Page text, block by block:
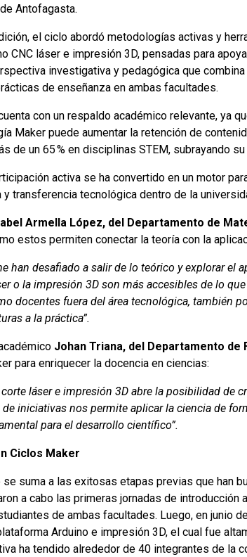
Antofagasta.
el ciclo abordó metodologías activas y
CNC láser e impresión 3D, pensadas para
investigativa y pedagógica que
de enseñanza en ambas facultades.
con un respaldo académico relevante, ya
Maker puede aumentar la retención de
de un 65 % en disciplinas STEM, subrayando
activa se ha convertido en un motor
transferencia tecnológica dentro de la
Armella López, del Departamento de
estos permiten conectar la teoría con la
han desafiado a salir de lo teórico y explorar el
o la impresión 3D son más accesibles de lo
docentes fuera del área tecnológica, también
a la práctica”.
Johan Triana, del Departamento de
para enriquecer la docencia en ciencias:
corte láser e impresión 3D abre la posibilidad de
de iniciativas nos permite aplicar la ciencia de
para el desarrollo científico”.
Ciclos Maker
suma a las exitosas etapas previas que han
a cabo las primeras jornadas de introducción
de ambas facultades. Luego, en junio
Arduino e impresión 3D, el cual fue
ha tendido alrededor de 40 integrantes de la